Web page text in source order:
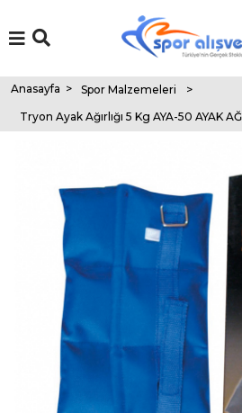
Anasayfa > Spor Malzemeleri
>
Tryon Ayak Ağırlığı 5 Kg AYA-50 AYAK